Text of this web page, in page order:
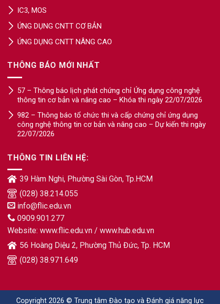
ỨNG DỤNG CNTT CƠ BẢN
ỨNG DỤNG CNTT NÂNG CAO
IC3, MOS
THÔNG BÁO MỚI NHẤT
57 – Thông báo lịch phát chứng chỉ Ứng dụng công nghệ
thông tin cơ bản và nâng cao – Khóa thi ngày 22/07/2026
982 – Thông báo tổ chức thi và cấp chứng chỉ ứng dụng
công nghệ thông tin cơ bản và nâng cao – Dự kiến thi ngày
22/07/2026
THÔNG TIN LIÊN HỆ:
39 Hàm Nghi, Phường Sài Gòn, Tp.HCM
(028) 38.214.055
info@flic.edu.vn
0909.901.277
Website: www.flic.edu.vn / www.hub.edu.vn
56 Hoàng Diệu 2, Phường Thủ Đức, Tp. HCM
(028) 38.971.649
Copyright 2026 © Trung tâm Đào tạo và Đánh giá năng lực